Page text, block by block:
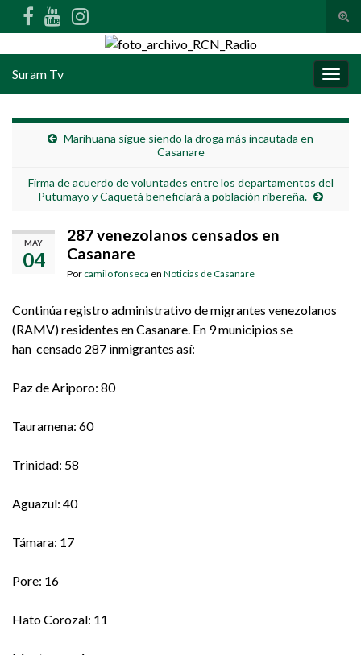
Search for:
Suram Tv
Marihuana sigue siendo la droga más incautada en
Casanare
Firma de acuerdo de voluntades entre los departamentos del
Putumayo y Caquetá beneficiará a población ribereña.
MAY
04
287 venezolanos censados en
Casanare
Por camilo fonseca en Noticias de Casanare
Continúa registro administrativo de migrantes venezolanos
(RAMV) residentes en Casanare. En 9 municipios se
han censado 287 inmigrantes así:
Paz de Ariporo: 80
Tauramena: 60
Trinidad: 58
Aguazul: 40
Támara: 17
Pore: 16
Hato Corozal: 11